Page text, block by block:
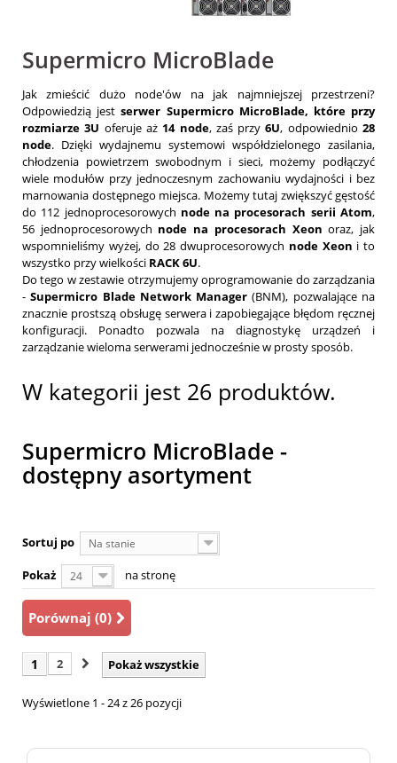
Supermicro MicroBlade
Jak zmieścić dużo node'ów na jak najmniejszej przestrzeni?
Odpowiedzią jestserwer Supermicro MicroBlade, które przy
rozmiarze 3U oferuje aż 14 node, zaś przy6U, odpowiednio28
node. Dzięki wydajnemu systemowi współdzielonego zasilania,
chłodzenia powietrzem swobodnym i sieci, możemy podłączyć
wiele modułów przy jednoczesnym zachowaniu wydajności i bez
marnowania dostępnego miejsca. Możemy tutaj zwiększyć gęstość
do 112 jednoprocesorowych node na procesorach serii Atom,
56 jednoprocesorowych node na procesorach Xeon oraz, jak
wspomnieliśmy wyżej, do 28 dwuprocesorowych node Xeon i to
wszystko przy wielkości RACK 6U.
Do tego w zestawie otrzymujemy oprogramowanie do zarządzania
-Supermicro Blade Network Manager (BNM), pozwalające na
znacznie prostszą obsługę serwera i zapobiegające błędom ręcznej
konfiguracji. Ponadto pozwala na diagnostykę urządzeń i
zarządzanie wieloma serwerami jednocześnie w prosty sposób.
W kategorii jest 26 produktów.
Supermicro MicroBlade -
dostępny asortyment
Sortuj po Na stanie
Pokaż 24 na stronę
Porównaj (0)
Pokaż wszystkie
1 2
Wyświetlone 1 - 24 z 26 pozycji